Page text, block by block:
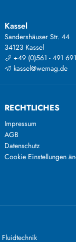
Kassel
Sandershäuser Str. 44
34123 Kassel
+49 (0)561 - 491
kassel@wemag.de
RECHTLICHES
Impressum
AGB
Datenschutz
Cookie Einstellungen
Fluidtechnik